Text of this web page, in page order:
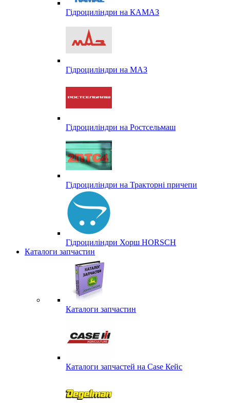
Гідроциліндри на КАМАЗ
Гідроциліндри на МАЗ
Гідроциліндри на Ростсельмаш
Гідроциліндри на Тракторні причепи
Гідроциліндри Хорш HORSCH
Каталоги запчастин
Каталоги запчастин
Каталоги запчастей на Case Кейс